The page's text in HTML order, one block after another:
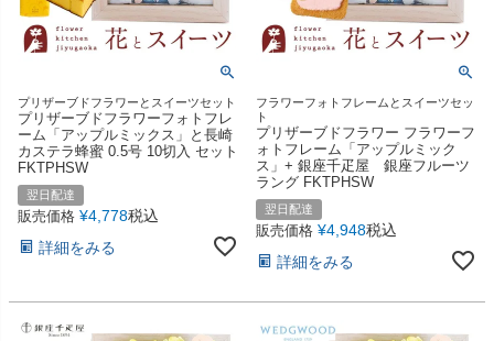
プリザーブドフラワーとスイーツセット
プリザーブドフラワーフォトフレ
ーム「アップルミックス」と長崎
カステラ蜂蜜 0.5号 10切入 セット
FKTPHSW
翌日配達
販売価格 ¥4,778税込
詳細をみる
フラワーフォトフレームとスイーツセッ
ト
プリザーブドフラワー フラワーフ
ォトフレーム「アップルミック
ス」+ 銀座千疋屋 銀座フルーツ
ラング FKTPHSW
翌日配達
販売価格 ¥4,948税込
詳細をみる